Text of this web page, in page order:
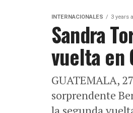
INTERNACIONALES 3 years
Sandra
vuelta en
GUATEMALA,
sorprendente